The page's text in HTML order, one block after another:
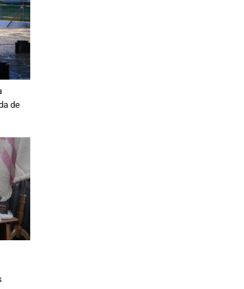
de